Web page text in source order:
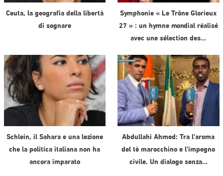
Ceuta, la geografia della libertà
di sognare
Symphonie « Le Trône Glorieux
27 » : un hymne mondial réalisé
avec une sélection des…
Schlein, il Sahara e una lezione
che la politica italiana non ha
ancora imparato
Abdullahi Ahmed: Tra l’aroma
del tè marocchino e l’impegno
civile. Un dialogo senza…